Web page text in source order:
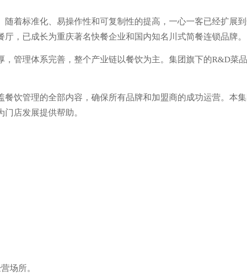
着标准化、易操作性和可复制性的提高，一心一客已经扩展
，已成长为重庆著名快餐企业和国内知名川式简餐连锁品牌。
管理体系完善，整个产业链以餐饮为主。集团旗下的R&D菜
饮管理的全部内容，确保所有品牌和加盟商的成功运营。本
店发展提供帮助。
场所。